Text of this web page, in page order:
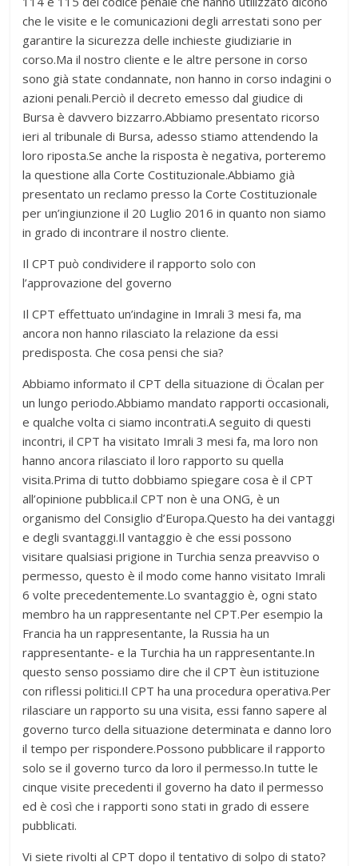
che le visite e le comunicazioni degli arrestati sono per
garantire la sicurezza delle inchieste giudiziarie in
corso.Ma il nostro cliente e le altre persone in corso
sono già state condannate, non hanno in corso indagini o
azioni penali.Perciò il decreto emesso dal giudice di
Bursa è davvero bizzarro.Abbiamo presentato ricorso
ieri al tribunale di Bursa, adesso stiamo attendendo la
loro riposta.Se anche la risposta è negativa, porteremo
la questione alla Corte Costituzionale.Abbiamo già
presentato un reclamo presso la Corte Costituzionale
per un’ingiunzione il 20 Luglio 2016 in quanto non siamo
in grado di incontrare il nostro cliente.
Il CPT può condividere il rapporto solo con
l’approvazione del governo
Il CPT effettuato un’indagine in Imrali 3 mesi fa, ma
ancora non hanno rilasciato la relazione da essi
predisposta. Che cosa pensi che sia?
Abbiamo informato il CPT della situazione di Öcalan per
un lungo periodo.Abbiamo mandato rapporti occasionali,
e qualche volta ci siamo incontrati.A seguito di questi
incontri, il CPT ha visitato Imrali 3 mesi fa, ma loro non
hanno ancora rilasciato il loro rapporto su quella
visita.Prima di tutto dobbiamo spiegare cosa è il CPT
all’opinione pubblica.il CPT non è una ONG, è un
organismo del Consiglio d’Europa.Questo ha dei vantaggi
e degli svantaggi.Il vantaggio è che essi possono
visitare qualsiasi prigione in Turchia senza preavviso o
permesso, questo è il modo come hanno visitato Imrali
6 volte precedentemente.Lo svantaggio è, ogni stato
membro ha un rappresentante nel CPT.Per esempio la
Francia ha un rappresentante, la Russia ha un
rappresentante- e la Turchia ha un rappresentante.In
questo senso possiamo dire che il CPT èun istituzione
con riflessi politici.Il CPT ha una procedura operativa.Per
rilasciare un rapporto su una visita, essi fanno sapere al
governo turco della situazione determinata e danno loro
il tempo per rispondere.Possono pubblicare il rapporto
solo se il governo turco da loro il permesso.In tutte le
cinque visite precedenti il governo ha dato il permesso
ed è così che i rapporti sono stati in grado di essere
pubblicati.
Vi siete rivolti al CPT dopo il tentativo di solpo di stato?